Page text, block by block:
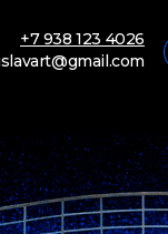
+7 938 123 4026